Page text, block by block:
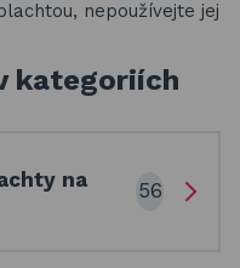
nepoužívejte jej
kategoriích
na
56